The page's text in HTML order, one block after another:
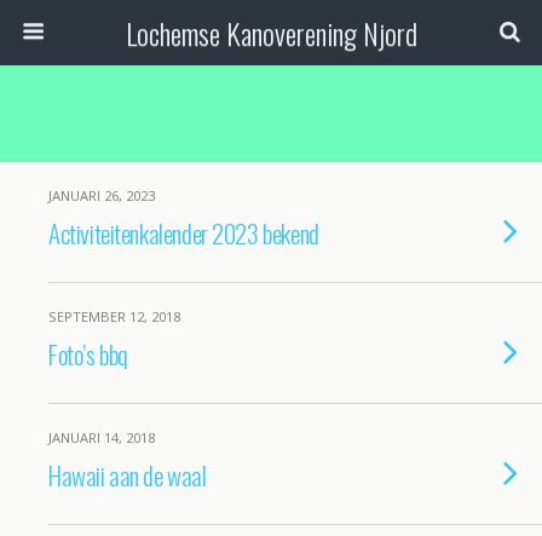
Lochemse Kanoverening Njord
JANUARI 26, 2023
Activiteitenkalender 2023 bekend
SEPTEMBER 12, 2018
Foto’s bbq
JANUARI 14, 2018
Hawaii aan de waal